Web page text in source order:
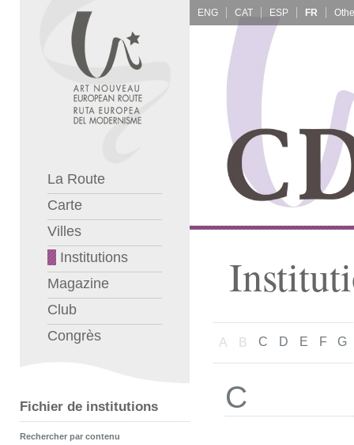
La Route
Carte
Villes
Institutions
Magazine
Club
Congrès
Fichier de institutions
Rechercher par contenu
ENG CAT ESP FR
A B C D E F G
C